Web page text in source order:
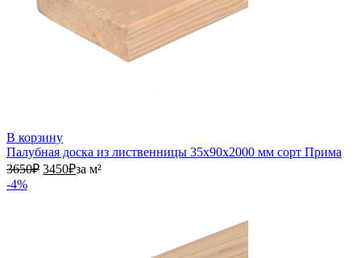
В корзину
Палубная доска из лиственницы 35х90х2000 мм сорт Прима
3650₽ 3650₽.
3450₽3450₽.
за м²
-4%